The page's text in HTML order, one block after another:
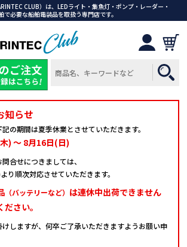
CLUB）は、LEDライト・集魚灯・ポンプ・レーダー・
必要な船舶電装品を取扱う専門店です。
知らせ
の期間は夏季休業とさせていただきます。
) ～ 8月16日(日)
合せにつきましては、
り順次対応させていただきます。
（バッテリーなど） は連休中出荷できません
さい。
しますが、何卒ご了承いただきますようお願い申